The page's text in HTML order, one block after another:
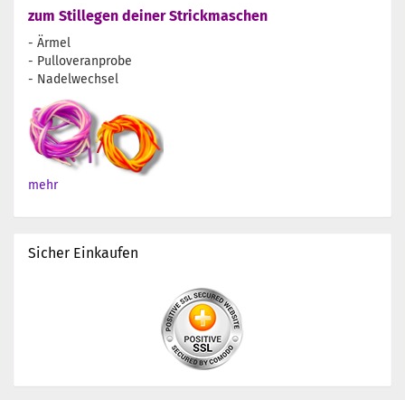
zum Stillegen deiner Strickmaschen
- Ärmel
- Pulloveranprobe
- Nadelwechsel
mehr
Sicher Einkaufen